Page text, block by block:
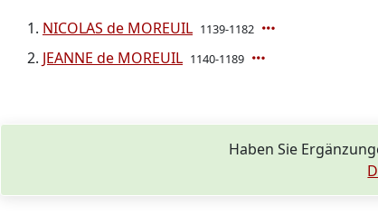
NICOLAS de MOREUIL 1139-1182
JEANNE de MOREUIL 1140-1189
Haben Sie